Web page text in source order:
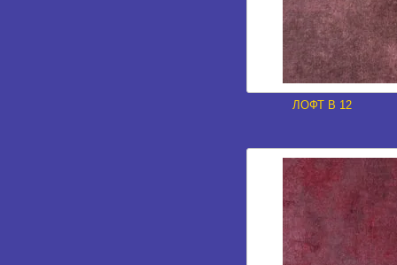
ЛОФТ В 12